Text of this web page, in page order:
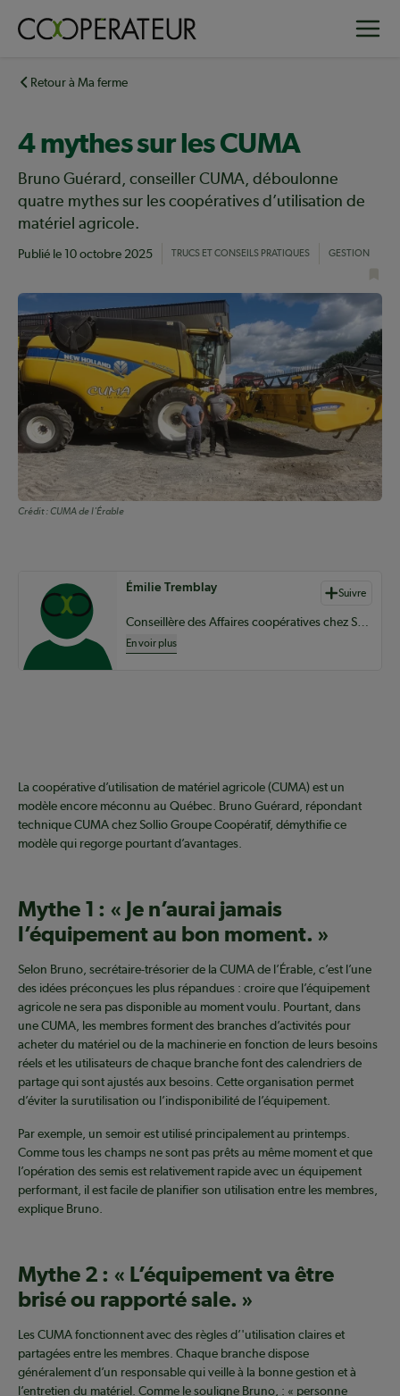
principalRetour à Ma ferme
4 mythes sur les CUMA
Bruno Guérard, conseiller CUMA, déboulonne
quatre mythes sur les coopératives d’utilisation de
matériel agricole.
Publié le 10 octobre 2025 TRUCS ET CONSEILS PRATIQUES GESTION
Crédit : CUMA de l'Érable
Auteurs de contenu
Émilie Tremblay Suivre
Conseillère des Affaires coopératives chez Sollio Groupe Coopératif.
En voir plus
La coopérative d’utilisation de matériel agricole (CUMA) est un
modèle encore méconnu au Québec. Bruno Guérard, répondant
technique CUMA chez Sollio Groupe Coopératif, démythifie ce
modèle qui regorge pourtant d’avantages.
Mythe 1 : « Je n’aurai jamais
l’équipement au bon moment. »
Selon Bruno, secrétaire-trésorier de la CUMA de l’Érable, c’est l’une
des idées préconçues les plus répandues : croire que l’équipement
agricole ne sera pas disponible au moment voulu. Pourtant, dans
une CUMA, les membres forment des branches d’activités pour
acheter du matériel ou de la machinerie en fonction de leurs besoins
réels et les utilisateurs de chaque branche font des calendriers de
partage qui sont ajustés aux besoins. Cette organisation permet
d’éviter la surutilisation ou l’indisponibilité de l’équipement.
Par exemple, un semoir est utilisé principalement au printemps.
Comme tous les champs ne sont pas prêts au même moment et que
l’opération des semis est relativement rapide avec un équipement
performant, il est facile de planifier son utilisation entre les membres,
explique Bruno.
Mythe 2 : « L’équipement va être
brisé ou rapporté sale. »
Les CUMA fonctionnent avec des règles d’'utilisation claires et
partagées entre les membres. Chaque branche dispose
généralement d’un responsable qui veille à la bonne gestion et à
l’entretien du matériel. Comme le souligne Bruno, : « personne